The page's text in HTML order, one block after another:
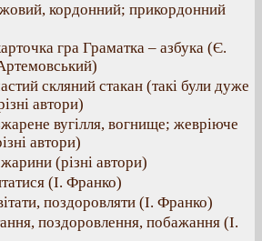
кордонний; прикордонний
гра Граматка – азбука (Є.
скляний стакан (такі були дуже
автори)
вугілля, вогнище; жевріюче
автори)
(різні автори)
(І. Франко)
поздоровляти (І. Франко)
поздоровлення, побажання (І.